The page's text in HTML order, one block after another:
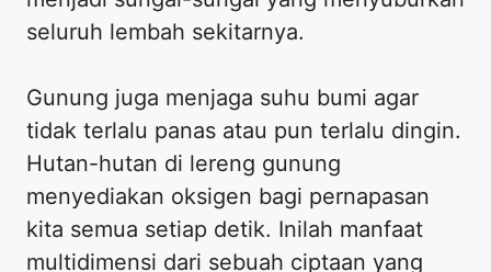
seluruh lembah sekitarnya.
Gunung juga menjaga suhu bumi agar
tidak terlalu panas atau pun terlalu dingin.
Hutan-hutan di lereng gunung
menyediakan oksigen bagi pernapasan
kita semua setiap detik. Inilah manfaat
multidimensi dari sebuah ciptaan yang